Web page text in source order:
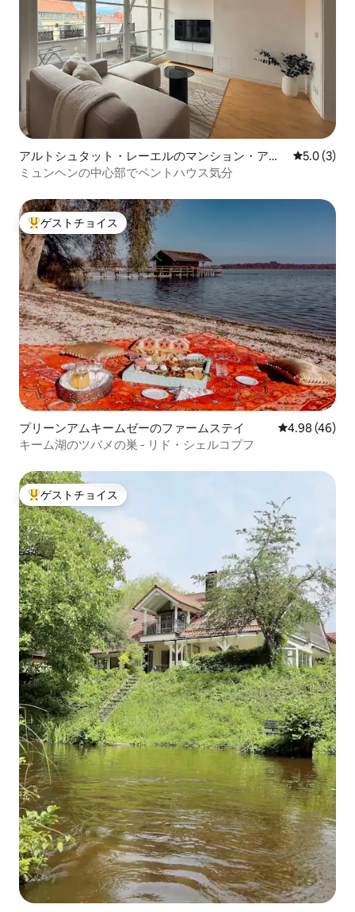
アルトシュタット・レーエルのマンション・アパ
ート
レビュー3
5.0 (3)
ミュンヘンの中心部でペントハウス気分
大好評のゲストチョイスです。
ゲストチョイス
プリーンアムキームゼーのファームステイ レビュー46
4.98 (46)
キーム湖のツバメの巣 - リド・シェルコプフ
大好評のゲストチョイスです。
ゲストチョイス